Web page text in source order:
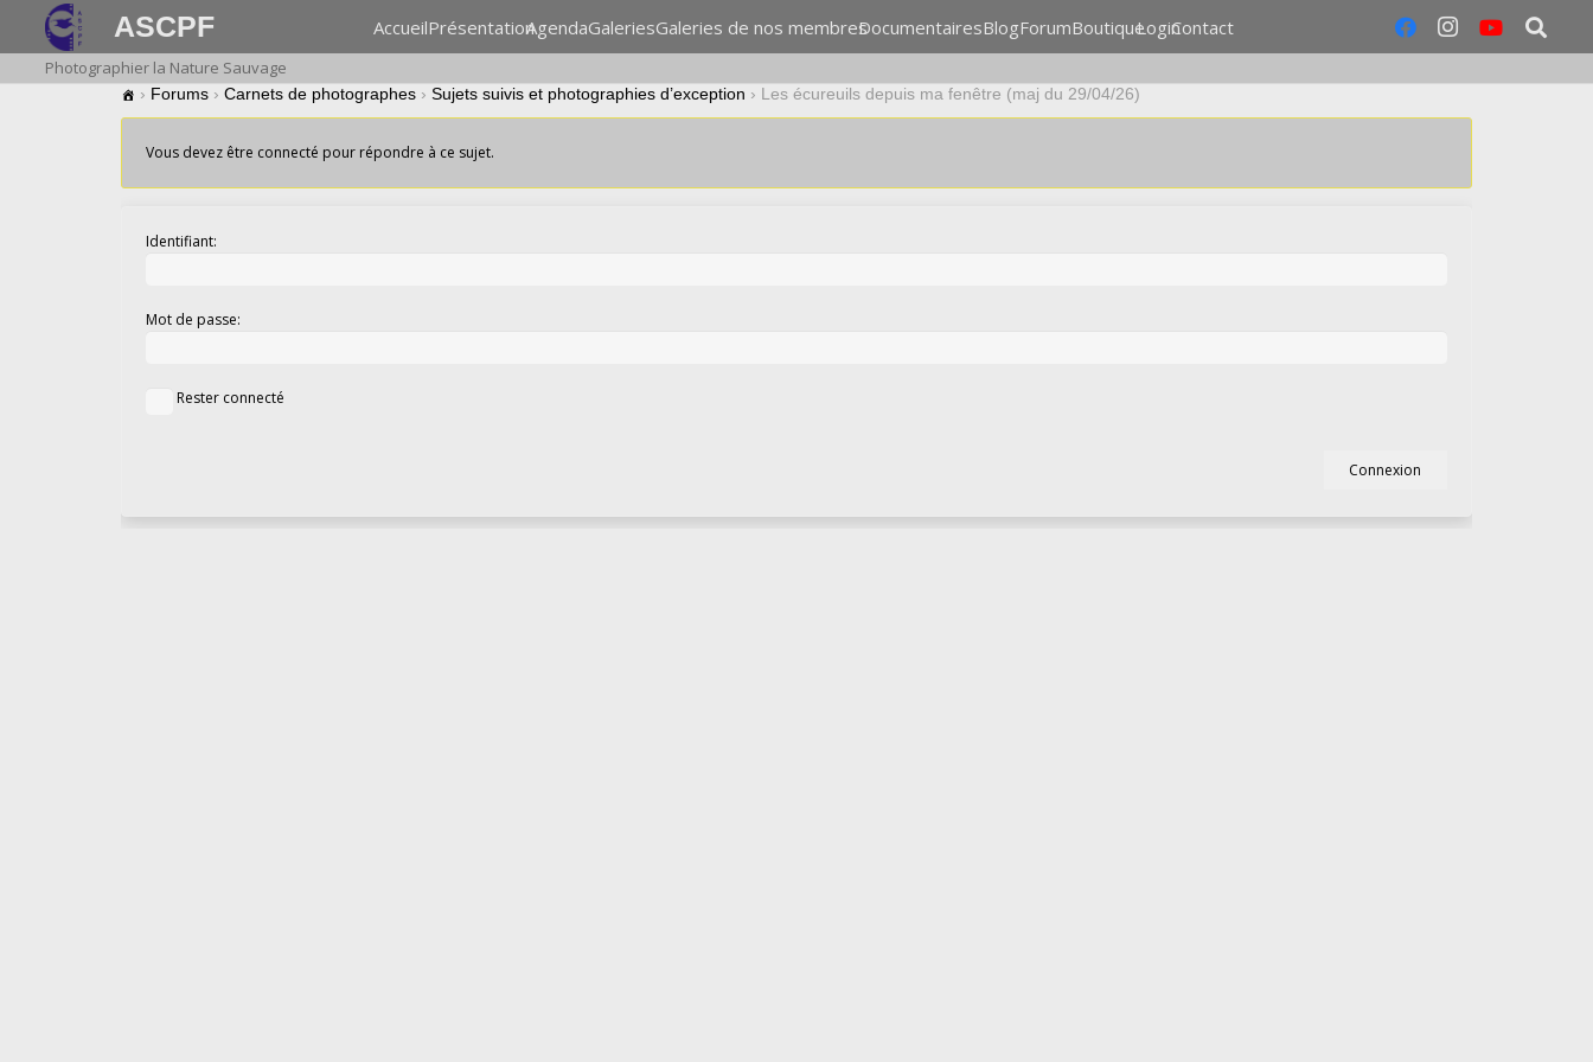
ASCPF AccueilPrésentationAgendaGaleriesGaleries de nos membresDocumentairesBlogForumBoutiqueLoginContact
Photographier la Nature Sauvage
› Forums › Carnets de photographes › Sujets suivis et photographies d’exception › Les écureuils depuis ma fenêtre (maj du 29/04/26)
Vous devez être connecté pour répondre à ce sujet.
Identifiant:
Mot de passe:
Rester connecté
Connexion